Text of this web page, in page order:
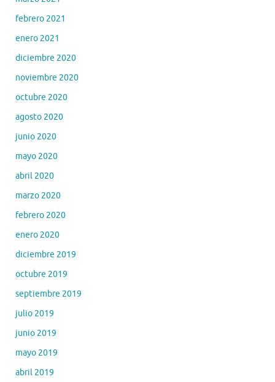
febrero 2021
enero 2021
diciembre 2020
noviembre 2020
octubre 2020
agosto 2020
junio 2020
mayo 2020
abril 2020
marzo 2020
febrero 2020
enero 2020
diciembre 2019
octubre 2019
septiembre 2019
julio 2019
junio 2019
mayo 2019
abril 2019